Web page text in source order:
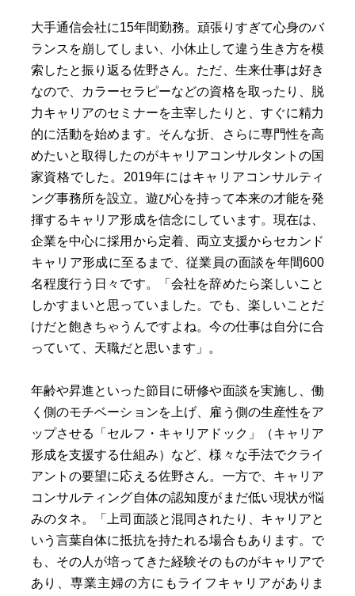
大手通信会社に15年間勤務。頑張りすぎて心身のバ
ランスを崩してしまい、小休止して違う生き方を模
索したと振り返る佐野さん。ただ、生来仕事は好き
なので、カラーセラピーなどの資格を取ったり、脱
力キャリアのセミナーを主宰したりと、すぐに精力
的に活動を始めます。そんな折、さらに専門性を高
めたいと取得したのがキャリアコンサルタントの国
家資格でした。2019年にはキャリアコンサルティ
ング事務所を設立。遊び心を持って本来の才能を発
揮するキャリア形成を信念にしています。現在は、
企業を中心に採用から定着、両立支援からセカンド
キャリア形成に至るまで、従業員の面談を年間600
名程度行う日々です。「会社を辞めたら楽しいこと
しかすまいと思っていました。でも、楽しいことだ
けだと飽きちゃうんですよね。今の仕事は自分に合
っていて、天職だと思います」。
年齢や昇進といった節目に研修や面談を実施し、働
く側のモチベーションを上げ、雇う側の生産性をア
ップさせる「セルフ・キャリアドック」（キャリア
形成を支援する仕組み）など、様々な手法でクライ
アントの要望に応える佐野さん。一方で、キャリア
コンサルティング自体の認知度がまだ低い現状が悩
みのタネ。「上司面談と混同されたり、キャリアと
いう言葉自体に抵抗を持たれる場合もあります。で
も、その人が培ってきた経験そのものがキャリアで
あり、専業主婦の方にもライフキャリアがありま